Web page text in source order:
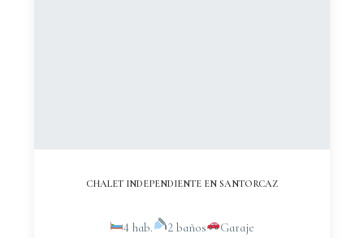
CHALET INDEPENDIENTE EN SANTORCAZ
4 hab. 2 baños Garaje